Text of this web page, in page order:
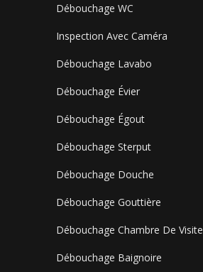
Débouchage WC
Inspection Avec Caméra
Débouchage Lavabo
Débouchage Évier
Débouchage Égout
Débouchage Sterput
Débouchage Douche
Débouchage Gouttière
Débouchage Chambre De Visite
Débouchage Baignoire